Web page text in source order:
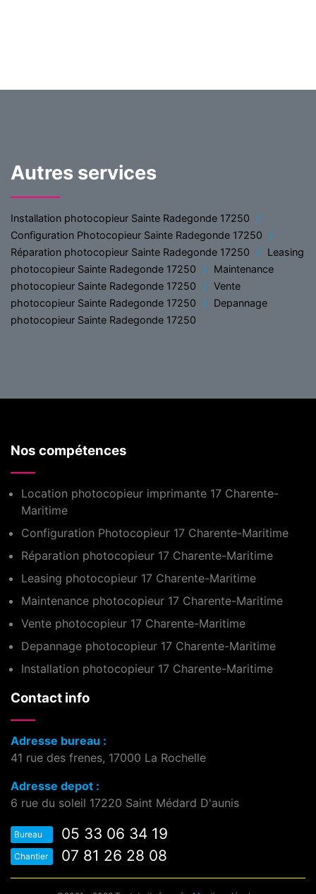
Autres services
Installation photocopieur Sainte Radegonde 17250
Configuration Photocopieur Sainte Radegonde 17250
Réparation photocopieur Sainte Radegonde 17250
Leasing
photocopieur Sainte Radegonde 17250
Maintenance
photocopieur Sainte Radegonde 17250
Vente
photocopieur Sainte Radegonde 17250
Depannage
photocopieur Sainte Radegonde 17250
Nos compétences
Location photocopieur imprimante 17 Charente-
Maritime
Configuration Photocopieur 17 Charente-Maritime
Réparation photocopieur 17 Charente-Maritime
Leasing photocopieur 17 Charente-Maritime
Maintenance photocopieur 17 Charente-Maritime
Vente photocopieur 17 Charente-Maritime
Depannage photocopieur 17 Charente-Maritime
Installation photocopieur 17 Charente-Maritime
Contact info
Adresse bureau :
41 rue des frenes, 17000 La Rochelle
Adresse depot :
6 rue du soleil 17220 Saint Médard D'aunis
Bureau 05 33 06 34 19
Chantier 07 81 26 28 08